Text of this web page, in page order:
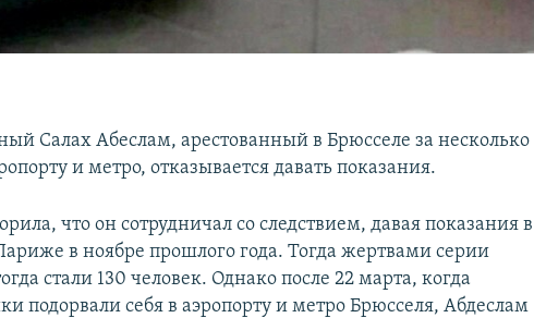
Салах Абеслам, арестованный в Брюсселе за несколько
и метро, отказывается давать показания.
что он сотрудничал со следствием, давая показания в
в ноябре прошлого года. Тогда жертвами серии
стали 130 человек. Однако после 22 марта, когда
подорвали себя в аэропорту и метро Брюсселя, Абдеслам